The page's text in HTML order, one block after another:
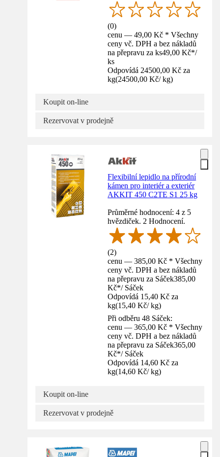
(0)
cenu — 49,00 Kč * Všechny
ceny vč. DPH a bez nákladů
na přepravu za ks49,00 Kč*/
ks
Odpovídá 24500,00 Kč za
kg(24500,00 Kč/ kg)
Koupit on-line
Rezervovat v prodejně
Flexibilní lepidlo na přírodní
kámen pro interiér a exteriér
AKKIT 450 C2TE S1 25 kg
Průměrné hodnocení: 4 z 5
hvězdiček. 2 Hodnocení.
(2)
cenu — 385,00 Kč * Všechny
ceny vč. DPH a bez nákladů
na přepravu za Sáček385,00
Kč*/ Sáček
Odpovídá 15,40 Kč za
kg(15,40 Kč/ kg)
Při odběru 48 Sáček:
cenu — 365,00 Kč * Všechny
ceny vč. DPH a bez nákladů
na přepravu za Sáček365,00
Kč*/ Sáček
Odpovídá 14,60 Kč za
kg(14,60 Kč/ kg)
Koupit on-line
Rezervovat v prodejně